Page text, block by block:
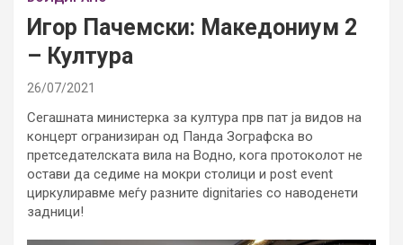
Игор Пачемски: Македониум 2
– Култура
26/07/2021
Сегашната министерка за култура прв пат ја видов на
концерт огранизиран од Панда Зографска во
претседателската вила на Водно, кога протоколот не
остави да седиме на мокри столици и post event
циркулиравме меѓу разните dignitaries со наводенети
задници!